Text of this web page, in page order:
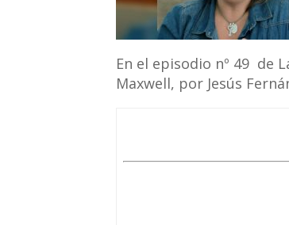
En el episodio nº 49 de
Maxwell, por Jesús